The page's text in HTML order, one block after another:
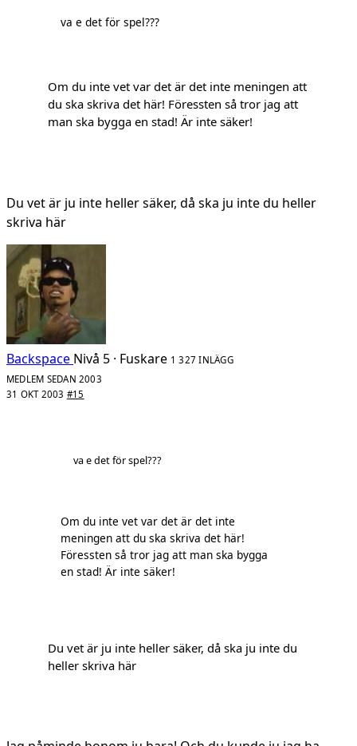
va e det för spel???
Om du inte vet var det är det inte meningen att
du ska skriva det här! Föressten så tror jag att
man ska bygga en stad! Är inte säker!
Du vet är ju inte heller säker, då ska ju inte du heller
skriva här
Backspace Nivå 5 · Fuskare 1 327 INLÄGG
MEDLEM SEDAN 2003
31 OKT 2003 #15
va e det för spel???
Om du inte vet var det är det inte
meningen att du ska skriva det här!
Föressten så tror jag att man ska bygga
en stad! Är inte säker!
Du vet är ju inte heller säker, då ska ju inte du
heller skriva här